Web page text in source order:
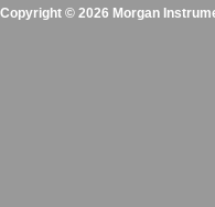
Copyright © 2026 Morgan